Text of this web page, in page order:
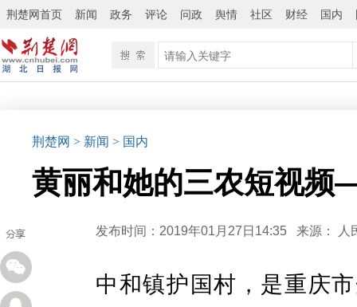
荆楚网首页 新闻 政务 评论 问政 舆情 社区 财经 国内
荆楚网 > 新闻 > 国内
黄丽和她的三农短视
发布时间：2019年01月27日14:35 来源： 人
中和镇护国村，是重庆